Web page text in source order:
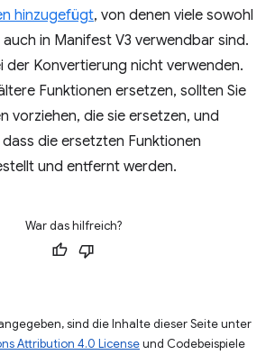
hinzugefügt, von denen viele sowohl
in Manifest V3 verwendbar sind.
der Konvertierung nicht verwenden.
Funktionen ersetzen, sollten Sie
vorziehen, die sie ersetzen, und
die ersetzten Funktionen
und entfernt werden.
War das hilfreich?
sind die Inhalte dieser Seite unter
Attribution 4.0 Licenseund Codebeispiele